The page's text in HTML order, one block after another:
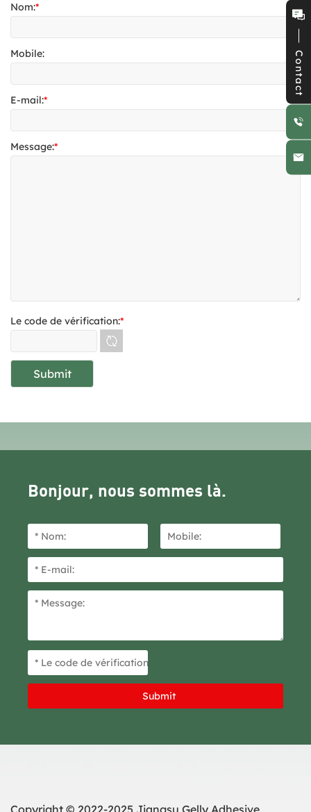
Nom:*
Mobile:
E-mail:*
Message:*
Le code de vérification:*
Bonjour, nous sommes là.
Contact